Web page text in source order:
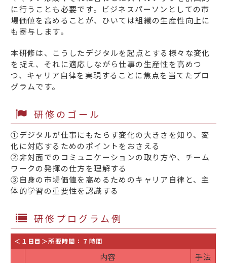
に行うことも必要です。ビジネスパーソンとしての市
場価値を高めることが、ひいては組織の生産性向上に
も寄与します。
本研修は、こうしたデジタルを起点とする様々な変化
を捉え、それに適応しながら仕事の生産性を高めつ
つ、キャリア自律を実現することに焦点を当てたプロ
グラムです。
研修のゴール
①デジタルが仕事にもたらす変化の大きさを知り、変
化に対応するためのポイントをおさえる
②非対面でのコミュニケーションの取り方や、チーム
ワークの発揮の仕方を理解する
③自身の市場価値を高めるためのキャリア自律と、主
体的学習の重要性を認識する
研修プログラム例
＜１日目＞所要時間：７時間
内容 手法